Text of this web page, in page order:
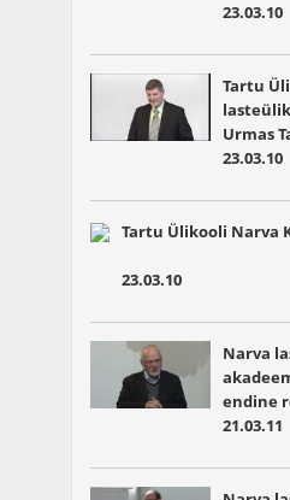
23.03.10
Tartu
Urmas
23.03.10
Tartu Ülikooli Narva
23.03.10
Narva
endine
21.03.11